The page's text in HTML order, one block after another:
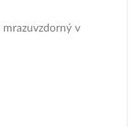
mrazuvzdorný v